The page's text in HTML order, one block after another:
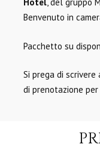
Benvenuto in
Pacchetto su
Si prega di
di prenotazione